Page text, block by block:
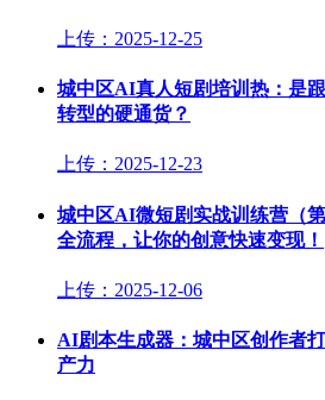
上传：2025-12-25
城中区AI真人短剧培训热：是
转型的硬通货？
上传：2025-12-23
城中区AI微短剧实战训练营（
全流程，让你的创意快速变现！
上传：2025-12-06
AI剧本生成器：城中区创作者
产力